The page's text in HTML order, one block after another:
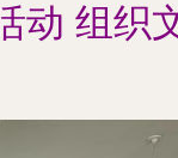
动 组织